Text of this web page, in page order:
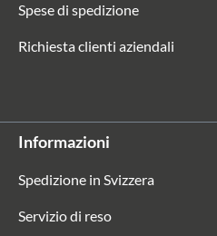
Spese di spedizione
Richiesta clienti aziendali
Informazioni
Spedizione in Svizzera
Servizio di reso